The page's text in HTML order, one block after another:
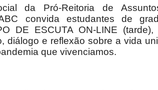
da Pró-Reitoria de
convida estudantes de
DE ESCUTA ON-LINE
diálogo e reflexão sobre a vida
que vivenciamos.